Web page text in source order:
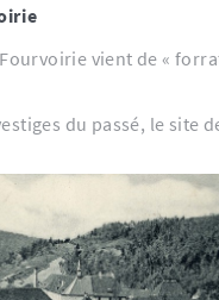
vient de «
du passé, le site